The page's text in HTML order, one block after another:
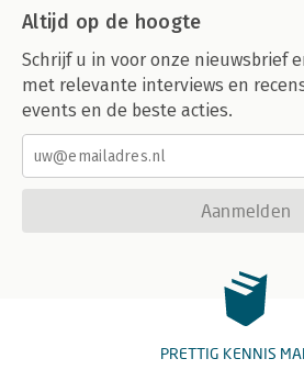
Altijd op de hoogte
Schrijf u in voor onze nieuwsbrief
met relevante interviews en
events en de beste acties.
Aanmelden
PRETTIG KENNIS